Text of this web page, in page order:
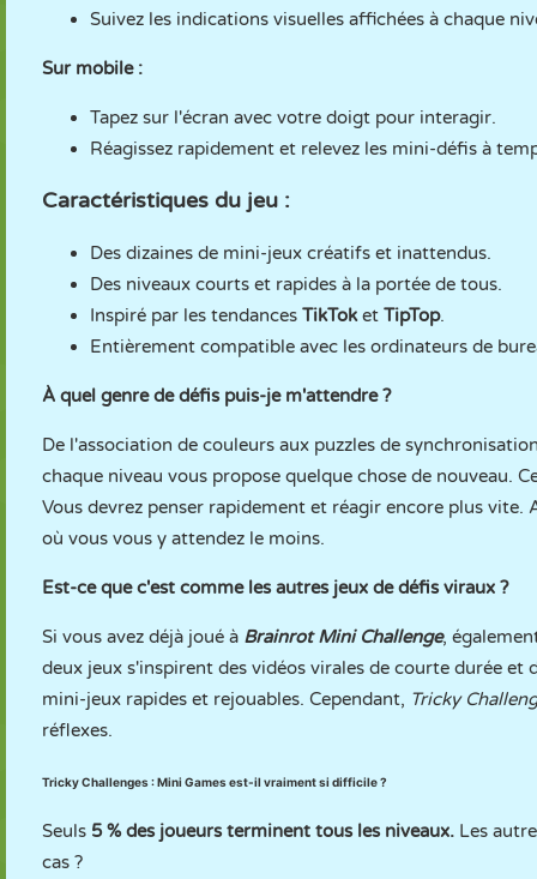
Suivez les indications visuelles affichées à chaque
Sur mobile :
Tapez sur l'écran avec votre doigt pour interagir.
Réagissez rapidement et relevez les mini-défis à
Caractéristiques du jeu :
Des dizaines de mini-jeux créatifs et inattendus.
Des niveaux courts et rapides à la portée de tous.
Inspiré par les tendances TikToket TipTop.
Entièrement compatible avec les ordinateurs de
À quel genre de défis puis-je m'attendre ?
De l'association de couleurs aux puzzles de
chaque niveau vous propose quelque chose de nouveau.
Vous devrez penser rapidement et réagir encore plus
où vous vous y attendez le moins.
Est-ce que c'est comme les autres jeux de défis viraux ?
Si vous avez déjà joué à Brainrot Mini Challenge,
deux jeux s'inspirent des vidéos virales de courte durée
mini-jeux rapides et rejouables. Cependant, Tricky
réflexes.
Tricky Challenges : Mini Games est-il vraiment si difficile ?
Seuls 5 % des joueurs terminent tous les niveaux. Les
cas ?